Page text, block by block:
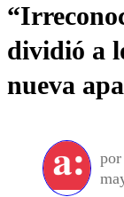
dividió a
nueva
por